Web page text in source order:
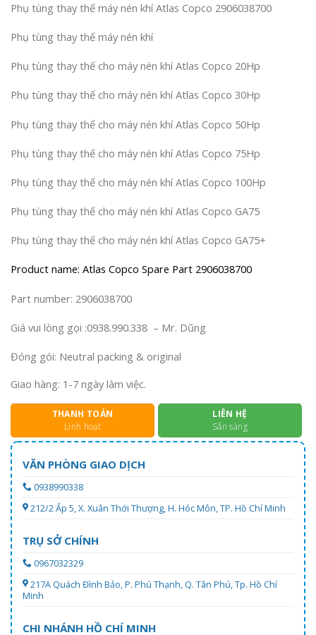
Phụ tùng thay thế máy nén khí Atlas Copco 2906038700
Phụ tùng thay thế máy nén khí
Phụ tùng thay thế cho máy nén khí Atlas Copco 20Hp
Phụ tùng thay thế cho máy nén khí Atlas Copco 30Hp
Phụ tùng thay thế cho máy nén khí Atlas Copco 50Hp
Phụ tùng thay thế cho máy nén khí Atlas Copco 75Hp
Phụ tùng thay thế cho máy nén khí Atlas Copco 100Hp
Phụ tùng thay thế cho máy nén khí Atlas Copco GA75
Phụ tùng thay thế cho máy nén khí Atlas Copco GA75+
Product name: Atlas Copco Spare Part 2906038700
Part number: 2906038700
Giá vui lòng gọi :0938.990.338 – Mr. Dũng
Đóng gói: Neutral packing & original
Giao hàng: 1-7 ngày làm việc.
THANH TOÁN
Linh hoạt
LIÊN HỆ
Sẵn sàng
VĂN PHÒNG GIAO DỊCH
0938990338
212/2 Ấp 5, X. Xuân Thới Thượng, H. Hóc Môn, TP. Hồ Chí Minh
TRỤ SỞ CHÍNH
0967032329
217A Quách Đình Bảo, P. Phú Thạnh, Q. Tân Phú, Tp. Hồ Chí
Minh
CHI NHÁNH HỒ CHÍ MINH